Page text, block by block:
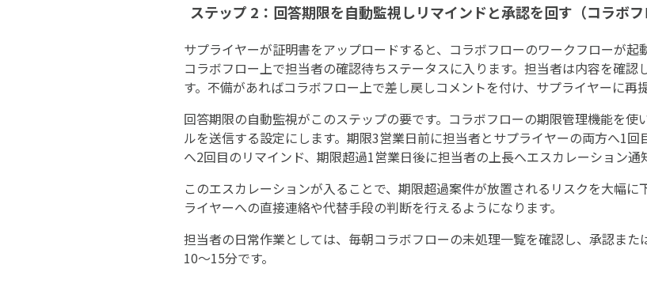
ステップ 2：回答期限を自動監視しリマインドと承認を回す（コラボフ
サプライヤーが証明書をアップロードすると、コラボフローのワークフローが起
コラボフロー上で担当者の確認待ちステータスに入ります。担当者は内容を確認
す。不備があればコラボフロー上で差し戻しコメントを付け、サプライヤーに再
回答期限の自動監視がこのステップの要です。コラボフローの期限管理機能を
ルを送信する設定にします。期限3営業日前に担当者とサプライヤーの両方へ1
へ2回目のリマインド、期限超過1営業日後に担当者の上長へエスカレーション通
このエスカレーションが入ることで、期限超過案件が放置されるリスクを大幅
ライヤーへの直接連絡や代替手段の判断を行えるようになります。
担当者の日常作業としては、毎朝コラボフローの未処理一覧を確認し、承認また
10〜15分です。